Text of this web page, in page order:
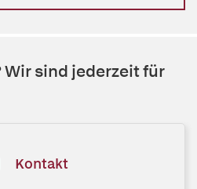
Wir sind jederzeit für
Kontakt